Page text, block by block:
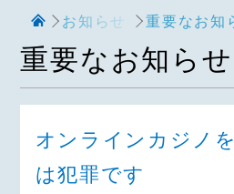
お知らせ 重要なお知
重要なお知らせ
オンラインカジノ
は犯罪です